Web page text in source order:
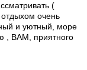
(
отдыхом очень
и уютный, море
, ВАМ, приятного